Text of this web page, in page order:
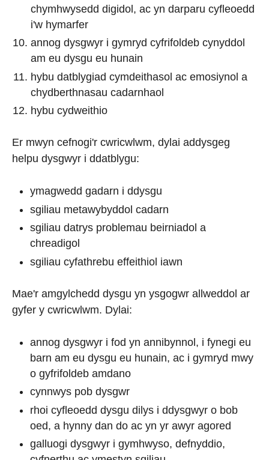
chymhwysedd digidol, ac yn darparu cyfleoedd
i'w hymarfer
annog dysgwyr i gymryd cyfrifoldeb cynyddol
am eu dysgu eu hunain
hybu datblygiad cymdeithasol ac emosiynol a
chydberthnasau cadarnhaol
hybu cydweithio
Er mwyn cefnogi'r cwricwlwm, dylai addysgeg
helpu dysgwyr i ddatblygu:
ymagwedd gadarn i ddysgu
sgiliau metawybyddol cadarn
sgiliau datrys problemau beirniadol a
chreadigol
sgiliau cyfathrebu effeithiol iawn
Mae'r amgylchedd dysgu yn ysgogwr allweddol ar
gyfer y cwricwlwm. Dylai:
annog dysgwyr i fod yn annibynnol, i fynegi eu
barn am eu dysgu eu hunain, ac i gymryd mwy
o gyfrifoldeb amdano
cynnwys pob dysgwr
rhoi cyfleoedd dysgu dilys i ddysgwyr o bob
oed, a hynny dan do ac yn yr awyr agored
galluogi dysgwyr i gymhwyso, defnyddio,